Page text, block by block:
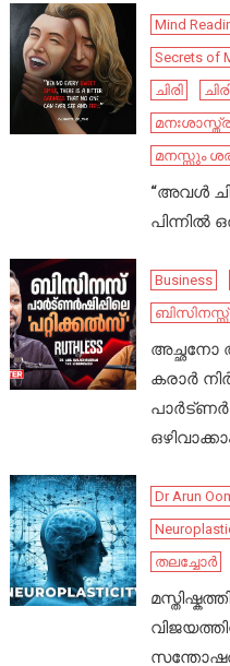
Mind
Secrets of
ചിരി
മനസ്സും
“അവൾ
പിന്നിൽ
Business
ബിസിനസ്സ്
അച്ഛനോ
കരാർ
Dr Arun
തലച്ചോർ